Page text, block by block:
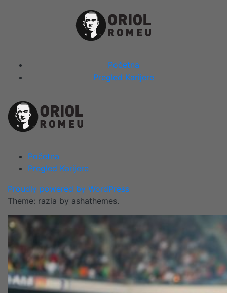
Close
Menu
Početna
Pregled Karijere
Početna
Pregled Karijere
Proudly powered by WordPress
Theme: razia by ashathemes.